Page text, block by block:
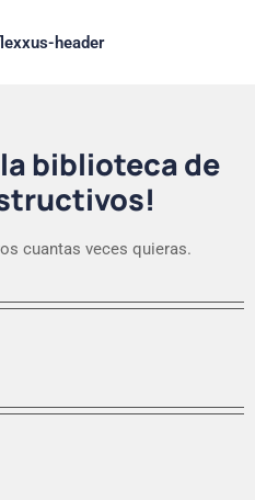
biblioteca de
cuantas veces quieras.